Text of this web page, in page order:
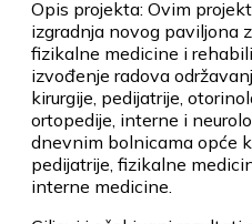
Opis projekta: Ovim
izgradnja novog paviljona
fizikalne medicine i
izvođenje radova
kirurgije, pedijatrije,
ortopedije, interne i
dnevnim bolnicama opće
pedijatrije, fizikalne
interne medicine.